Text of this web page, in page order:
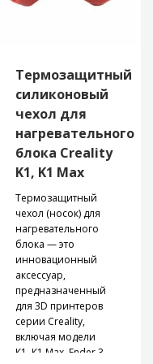
Термозащитный
силиконовый
чехол для
нагревательного
блока Creality
K1, K1 Max
Термозащитный
чехол (носок) для
нагревательного
блока — это
инновационный
аксессуар,
предназначенный
для 3D принтеров
серии Creality,
включая модели
К1 К1 Max, Ender 3